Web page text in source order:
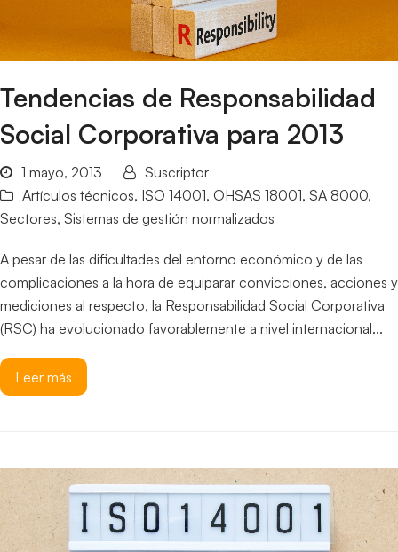
Tendencias de Responsabilidad
Social Corporativa para 2013
1 mayo, 2013
Suscriptor
Artículos técnicos, ISO 14001, OHSAS 18001, SA 8000,
Sectores, Sistemas de gestión normalizados
A pesar de las dificultades del entorno económico y de las
complicaciones a la hora de equiparar convicciones, acciones y
mediciones al respecto, la Responsabilidad Social Corporativa
(RSC) ha evolucionado favorablemente a nivel internacional...
Leer más